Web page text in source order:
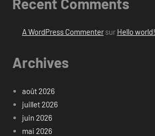
A WordPress Commentersur Hello world!
Archives
août 2026
juillet 2026
juin 2026
mai 2026